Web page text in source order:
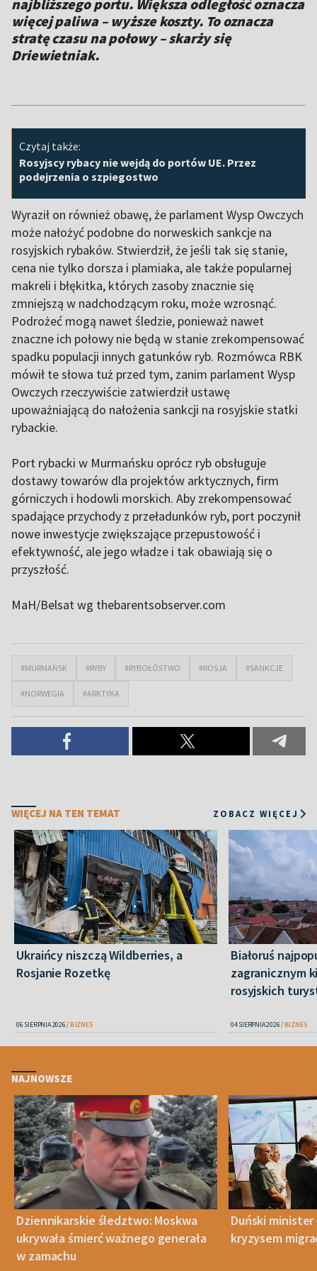
najbliższego portu. Większa odległość oznacza
więcej paliwa – wyższe koszty. To oznacza
stratę czasu na połowy – skarży się
Driewietniak.
Czytaj także:
Rosyjscy rybacy nie wejdą do portów UE. Przez
podejrzenia o szpiegostwo
Wyraził on również obawę, że parlament Wysp Owczych
może nałożyć podobne do norweskich sankcje na
rosyjskich rybaków. Stwierdził, że jeśli tak się stanie,
cena nie tylko dorsza i plamiaka, ale także popularnej
makreli i błękitka, których zasoby znacznie się
zmniejszą w nadchodzącym roku, może wzrosnąć.
Podrożeć mogą nawet śledzie, ponieważ nawet
znaczne ich połowy nie będą w stanie zrekompensować
spadku populacji innych gatunków ryb. Rozmówca RBK
mówił te słowa tuż przed tym, zanim parlament Wysp
Owczych rzeczywiście zatwierdził ustawę
upoważniającą do nałożenia sankcji na rosyjskie statki
rybackie.
Port rybacki w Murmańsku oprócz ryb obsługuje
dostawy towarów dla projektów arktycznych, firm
górniczych i hodowli morskich. Aby zrekompensować
spadające przychody z przeładunków ryb, port poczynił
nowe inwestycje zwiększające przepustowość i
efektywność, ale jego władze i tak obawiają się o
przyszłość.
MaH/Belsat wg thebarentsobserver.com
#MURMAŃSK #RYBY #RYBOŁÓSTWO #ROSJA #SANKCJE
#NORWEGIA #ARKTYKA
WIĘCEJ NA TEN TEMAT ZOBACZ WIĘCEJ
Ukraińcy niszczą Wildberries, a
Rosjanie Rozetkę
06 SIERPNIA 2026 BIZNES
Białoruś
zagranicznym
rosyjskich
04 SIERPNIA 2026 BIZNES
NAJNOWSZE
Dziennikarskie śledztwo: Moskwa
ukrywała śmierć ważnego generała
w zamachu
Duński minister
kryzysem